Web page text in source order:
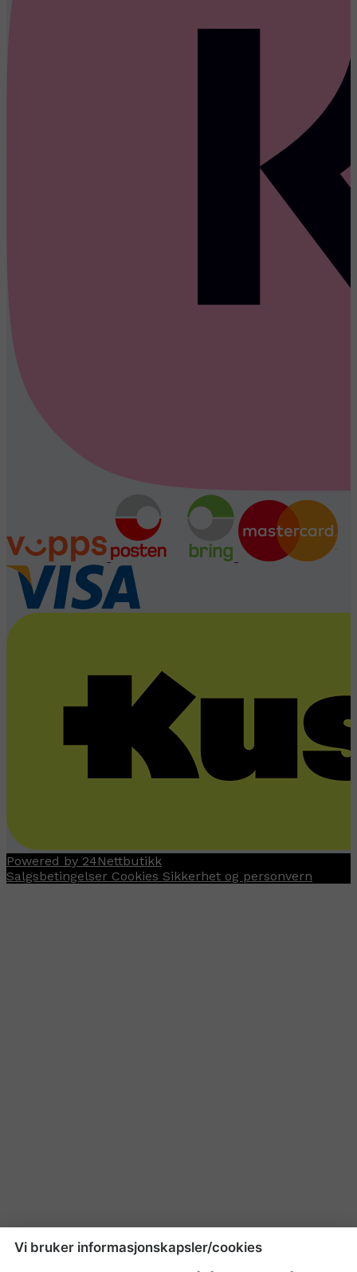
Powered by 24Nettbutikk
Salgsbetingelser Cookies Sikkerhet og personvern
Vi bruker informasjonskapsler/cookies